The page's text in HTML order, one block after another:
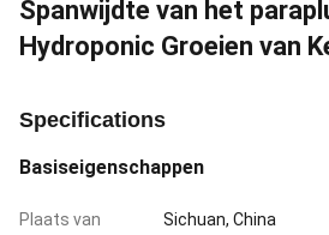
Spanwijdte van het
Hydroponic Groeien van
Specifications
Basiseigenschappen
Plaats van
Sichuan, China